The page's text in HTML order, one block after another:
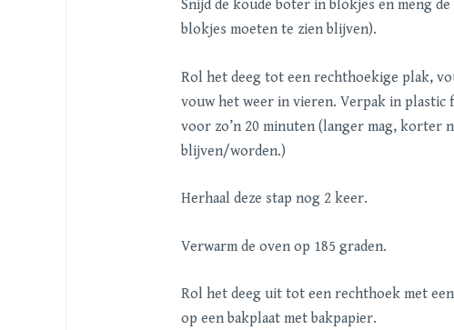
Snijd de koude boter in blokjes en meng
blokjes moeten te zien blijven).
Rol het deeg tot een rechthoekige plak,
vouw het weer in vieren. Verpak in
voor zo’n 20 minuten (langer mag, korter
blijven/worden.)
Herhaal deze stap nog 2 keer.
Verwarm de oven op 185 graden.
Rol het deeg uit tot een rechthoek met
op een bakplaat met bakpapier.